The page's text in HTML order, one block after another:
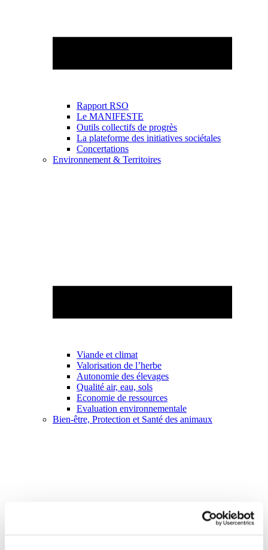
Rapport RSO
Le MANIFESTE
Outils collectifs de progrès
La plateforme des initiatives sociétales
Concertations
Environnement & Territoires
Viande et climat
Valorisation de l’herbe
Autonomie des élevages
Qualité air, eau, sols
Economie de ressources
Evaluation environnementale
Bien-être, Protection et Santé des animaux